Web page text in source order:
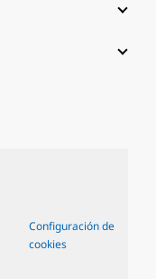
Configuración de
cookies